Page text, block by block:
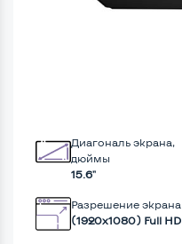
Диагональ экрана,
дюймы
15.6"
Разрешение экрана
(1920х1080) Full HD